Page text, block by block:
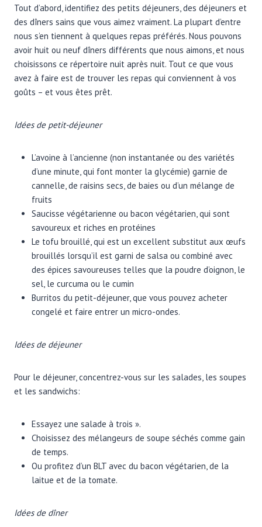
Tout d’abord, identifiez des petits déjeuners, des déjeuners et
des dîners sains que vous aimez vraiment. La plupart d’entre
nous s’en tiennent à quelques repas préférés. Nous pouvons
avoir huit ou neuf dîners différents que nous aimons, et nous
choisissons ce répertoire nuit après nuit. Tout ce que vous
avez à faire est de trouver les repas qui conviennent à vos
goûts – et vous êtes prêt.
Idées de petit-déjeuner
L’avoine à l’ancienne (non instantanée ou des variétés
d’une minute, qui font monter la glycémie) garnie de
cannelle, de raisins secs, de baies ou d’un mélange de
fruits
Saucisse végétarienne ou bacon végétarien, qui sont
savoureux et riches en protéines
Le tofu brouillé, qui est un excellent substitut aux œufs
brouillés lorsqu’il est garni de salsa ou combiné avec
des épices savoureuses telles que la poudre d’oignon, le
sel, le curcuma ou le cumin
Burritos du petit-déjeuner, que vous pouvez acheter
congelé et faire entrer un micro-ondes.
Idées de déjeuner
Pour le déjeuner, concentrez-vous sur les salades, les soupes
et les sandwichs:
Essayez une salade à trois ».
Choisissez des mélangeurs de soupe séchés comme gain
de temps.
Ou profitez d’un BLT avec du bacon végétarien, de la
laitue et de la tomate.
Idées de dîner